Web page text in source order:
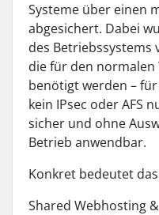
Systeme über einen
abgesichert. Dabei
des
die für den
benötigt werden –
kein IPsec oder AFS
sicher und ohne
Betrieb anwendbar.
Konkret bedeutet
Shared Webhosting